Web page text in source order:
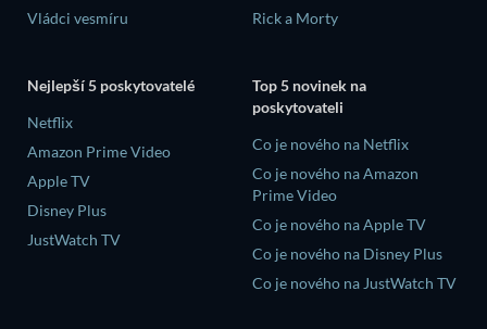
Vládci vesmíru
Rick a Morty
Nejlepší 5 poskytovatelé
Netflix
Amazon Prime Video
Apple TV
Disney Plus
JustWatch TV
Top 5 novinek na
poskytovateli
Co je nového na Netflix
Co je nového na Amazon
Prime Video
Co je nového na Apple TV
Co je nového na Disney Plus
Co je nového na JustWatch TV